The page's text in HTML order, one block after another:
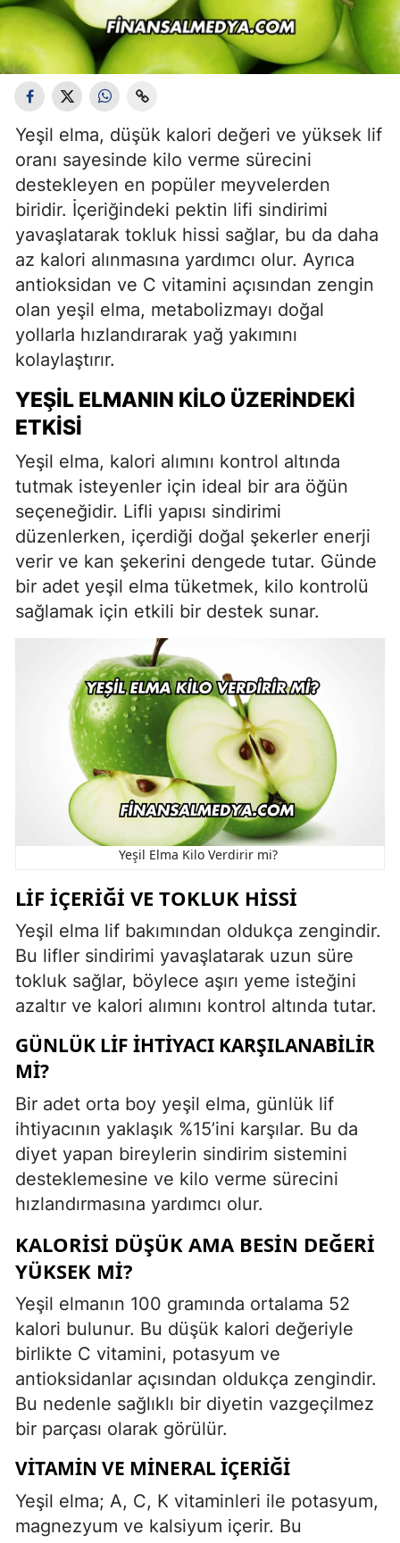
Yeşil elma, düşük kalori değeri ve yüksek lif
oranı sayesinde kilo verme sürecini
destekleyen en popüler meyvelerden
biridir. İçeriğindeki pektin lifi sindirimi
yavaşlatarak tokluk hissi sağlar, bu da daha
az kalori alınmasına yardımcı olur. Ayrıca
antioksidan ve C vitamini açısından zengin
olan yeşil elma, metabolizmayı doğal
yollarla hızlandırarak yağ yakımını
kolaylaştırır.
YEŞIL ELMANIN KILO ÜZERINDEKI
ETKISI
Yeşil elma, kalori alımını kontrol altında
tutmak isteyenler için ideal bir ara öğün
seçeneğidir. Lifli yapısı sindirimi
düzenlerken, içerdiği doğal şekerler enerji
verir ve kan şekerini dengede tutar. Günde
bir adet yeşil elma tüketmek, kilo kontrolü
sağlamak için etkili bir destek sunar.
Yeşil Elma Kilo Verdirir mi?
LIF İÇERIĞI VE TOKLUK HISSI
Yeşil elma lif bakımından oldukça zengindir.
Bu lifler sindirimi yavaşlatarak uzun süre
tokluk sağlar, böylece aşırı yeme isteğini
azaltır ve kalori alımını kontrol altında tutar.
GÜNLÜK LIF İHTIYACI KARŞILANABILIR
MI?
Bir adet orta boy yeşil elma, günlük lif
ihtiyacının yaklaşık %15’ini karşılar. Bu da
diyet yapan bireylerin sindirim sistemini
desteklemesine ve kilo verme sürecini
hızlandırmasına yardımcı olur.
KALORISI DÜŞÜK AMA BESIN DEĞERI
YÜKSEK MI?
Yeşil elmanın 100 gramında ortalama 52
kalori bulunur. Bu düşük kalori değeriyle
birlikte C vitamini, potasyum ve
antioksidanlar açısından oldukça zengindir.
Bu nedenle sağlıklı bir diyetin vazgeçilmez
bir parçası olarak görülür.
VITAMIN VE MINERAL İÇERIĞI
Yeşil elma; A, C, K vitaminleri ile potasyum,
magnezyum ve kalsiyum içerir. Bu